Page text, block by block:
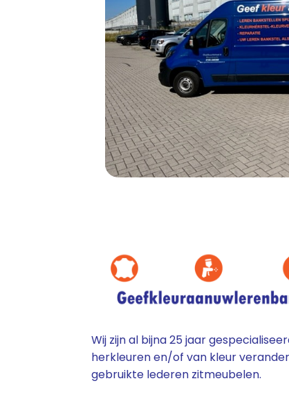
Wij zijn al bijna 25 jaar
herkleuren en/of van kleur
gebruikte lederen zitmeubelen.